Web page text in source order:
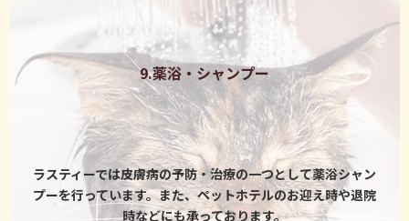
9.薬浴・シャンプー
ラスティーでは皮膚病の予防・治療の一つとして薬浴シャン
プーを行っています。また、ペットホテルのお迎え時や退院
時などにも承っております。